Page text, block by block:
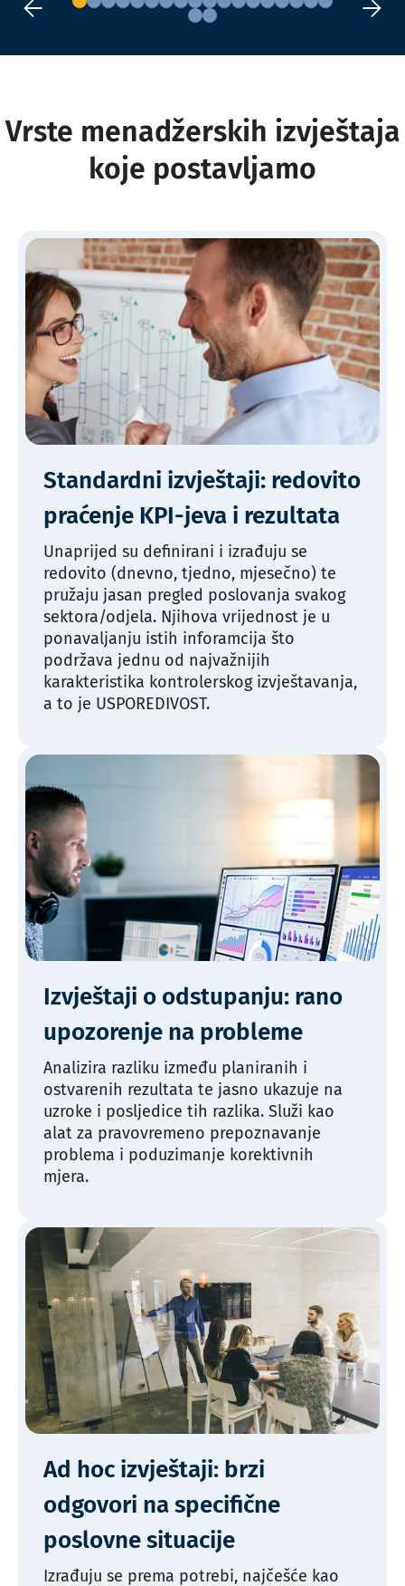
Vrste menadžerskih izvještaja
koje postavljamo
Standardni izvještaji: redovito
praćenje KPI-jeva i rezultata
Unaprijed su definirani i izrađuju se
redovito (dnevno, tjedno, mjesečno) te
pružaju jasan pregled poslovanja svakog
sektora/odjela. Njihova vrijednost je u
ponavaljanju istih inforamcija što
podržava jednu od najvažnijih
karakteristika kontrolerskog izvještavanja,
a to je USPOREDIVOST.
Izvještaji o odstupanju: rano
upozorenje na probleme
Analizira razliku između planiranih i
ostvarenih rezultata te jasno ukazuje na
uzroke i posljedice tih razlika. Služi kao
alat za pravovremeno prepoznavanje
problema i poduzimanje korektivnih
mjera.
Ad hoc izvještaji: brzi
odgovori na specifične
poslovne situacije
Izrađuju se prema potrebi, najčešće kao